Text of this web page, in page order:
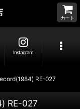
カート
Instagram
RE-027
RE-027